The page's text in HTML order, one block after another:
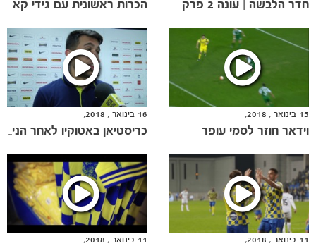
הכרות ראשונית עם גידי קאניוק
חדר הלבשה | עונה 2 פרק 10
16 בינואר , 2018,
15 בינואר , 2018,
וידאר חוזר לסמי עופר
11 בינואר , 2018,
11 בינואר , 2018,